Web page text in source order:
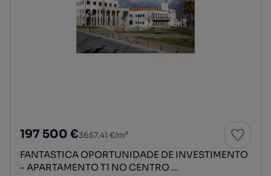
197 500 €3657,41 €/m²
FANTASTICA OPORTUNIDADE DE INVESTIMENTO
- APARTAMENTO T1 NO CENTRO ...